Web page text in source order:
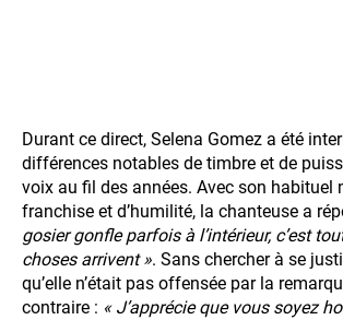
Durant ce direct, Selena Gomez a été
différences notables de timbre et de
voix au fil des années. Avec son habituel
franchise et d’humilité, la chanteuse a
gosier gonfle parfois à l’intérieur, c’est
choses arrivent ». Sans chercher à se
qu’elle n’était pas offensée par la
contraire : « J’apprécie que vous soyez